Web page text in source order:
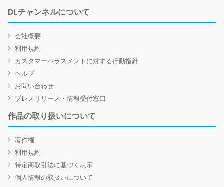
DLチャンネルについて
会社概要
利用規約
カスタマーハラスメントに対する行動指針
ヘルプ
お問い合わせ
プレスリリース・情報受付窓口
作品の取り扱いについて
著作権
利用規約
特定商取引法に基づく表示
個人情報の取扱いについて